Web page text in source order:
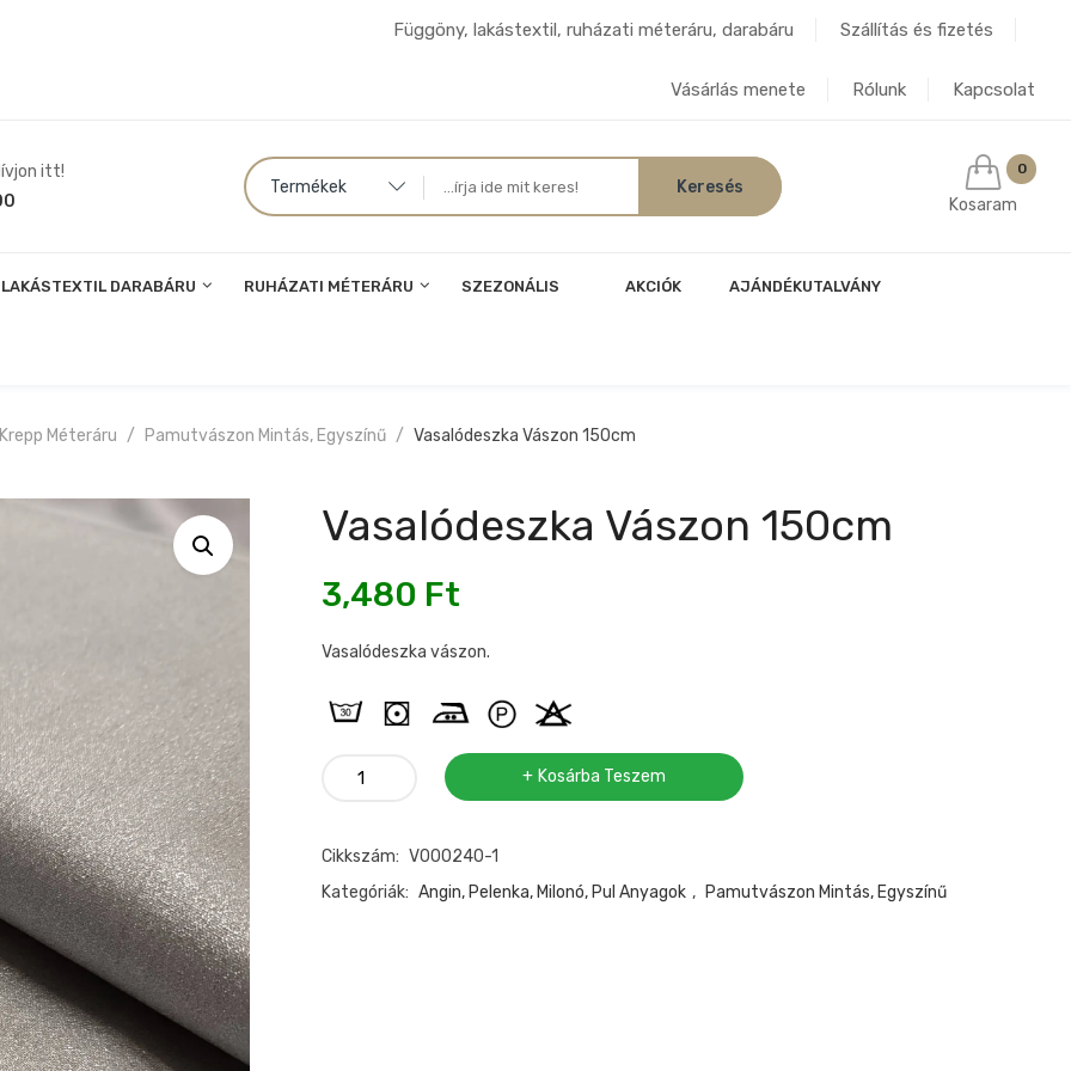
Függöny, lakástextil, ruházati méteráru, darabáru Szállítás és fizetés
Vásárlás menete Rólunk Kapcsolat
itt!
Termékek
0
Kosaram
LAKÁSTEXTIL DARABÁRU RUHÁZATI MÉTERÁRU SZEZONÁLIS AKCIÓK AJÁNDÉKUTALVÁNY
Méteráru Pamutvászon Mintás, Egyszínű Vasalódeszka Vászon 150cm
Vasalódeszka Vászon 150cm
3,480 Ft
Vasalódeszka vászon.
Vasalódeszka
mennyiség
Kosárba Teszem
Cikkszám: V000240-1
Kategóriák: Angin, Pelenka, Milonó, Pul Anyagok , Pamutvászon Mintás, Egyszínű